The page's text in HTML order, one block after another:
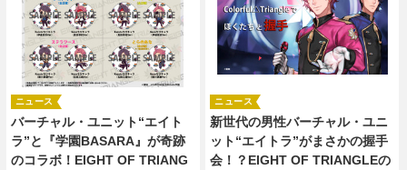
バーチャル・ユニット“エイト
ラ”と『学園BASARA』が奇跡
のコラボ！EIGHT OF TRIANG
ニュース
新世代の男性バーチャル・ユニ
ット“エイトラ”がまさかの握手
会！？EIGHT OF TRIANGLEの
ニュース